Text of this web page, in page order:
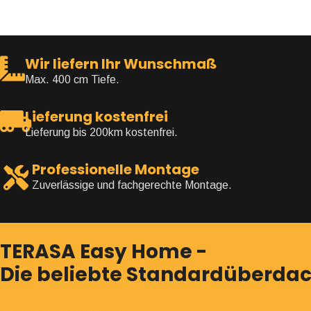
Wir liefern Ihr Wunschmaß
Max. 400 cm Tiefe.
Lieferung kostenfrei
Lieferung bis 200km kostenfrei.
Professionelle Montage
Zuverlässige und fachgerechte Montage.
TERASA Easy Home -
Die beliebte